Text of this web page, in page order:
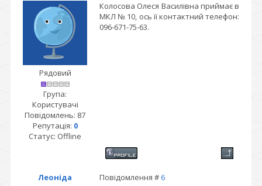
Рядовий
Група:
Користувачі
Повідомлень: 87
Репутація: 0
Статус: Offline
Колосова Олеся Василівна приймає в
МКЛ № 10, ось її контактний телефон:
096-671-75-63.
Леоніда Повідомлення # 6